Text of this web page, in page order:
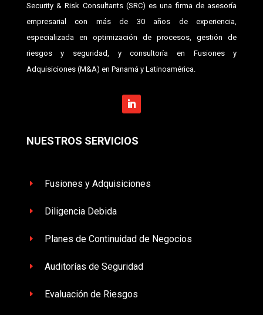
Security & Risk Consultants (SRC) es una firma de asesoría
empresarial con más de 30 años de experiencia,
especializada en optimización de procesos, gestión de
riesgos y seguridad, y consultoría en Fusiones y
Adquisiciones (M&A) en Panamá y Latinoamérica.
NUESTROS SERVICIOS
E Fusiones y Adquisiciones
E Diligencia Debida
E Planes de Continuidad de Negocios
E Auditorías de Seguridad
E Evaluación de Riesgos